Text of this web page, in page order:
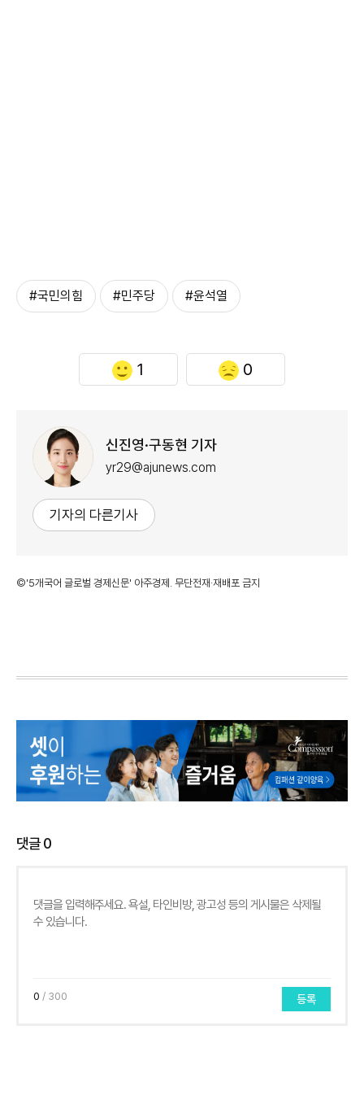
#국민의힘 #민주당 #윤석열
1 0
신진영·구동현 기자
yr29@ajunews.com
기자의 다른기사
©'5개국어 글로벌 경제신문' 아주경제. 무단전재·재배포 금지
댓글0
0 / 300 등록